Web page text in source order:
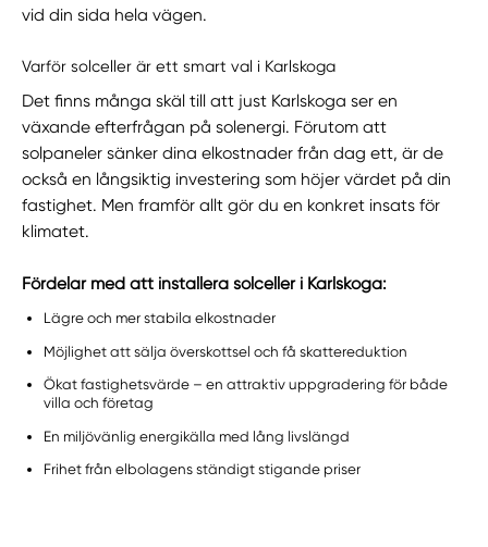
vid din sida hela vägen.
Varför solceller är ett smart val i Karlskoga
Det finns många skäl till att just Karlskoga ser en
växande efterfrågan på solenergi. Förutom att
solpaneler sänker dina elkostnader från dag ett, är de
också en långsiktig investering som höjer värdet på din
fastighet. Men framför allt gör du en konkret insats för
klimatet.
Fördelar med att installera solceller i Karlskoga:
Lägre och mer stabila elkostnader
Möjlighet att sälja överskottsel och få skattereduktion
Ökat fastighetsvärde – en attraktiv uppgradering för både
villa och företag
En miljövänlig energikälla med lång livslängd
Frihet från elbolagens ständigt stigande priser